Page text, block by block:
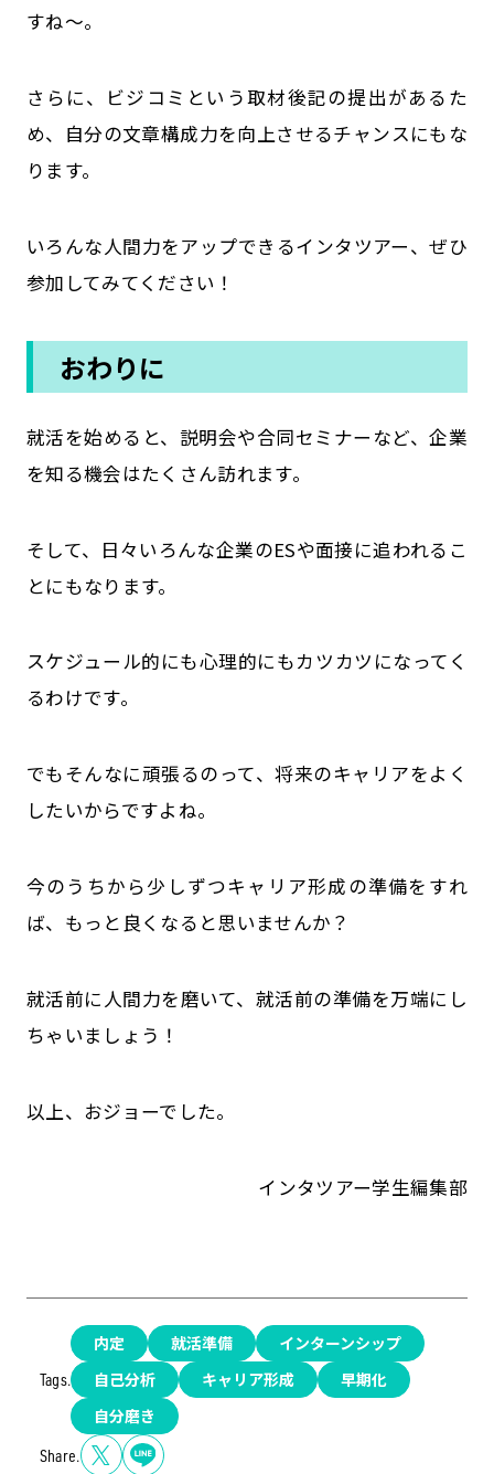
すね～。
さらに、ビジコミという取材後記の提出があるた
め、自分の文章構成力を向上させるチャンスにもな
ります。
いろんな人間力をアップできるインタツアー、ぜひ
参加してみてください！
おわりに
就活を始めると、説明会や合同セミナーなど、企業
を知る機会はたくさん訪れます。
そして、日々いろんな企業のESや面接に追われるこ
とにもなります。
スケジュール的にも心理的にもカツカツになってく
るわけです。
でもそんなに頑張るのって、将来のキャリアをよく
したいからですよね。
今のうちから少しずつキャリア形成の準備をすれ
ば、もっと良くなると思いませんか？
就活前に人間力を磨いて、就活前の準備を万端にし
ちゃいましょう！
以上、おジョーでした。
インタツアー学生編集部
Tags.
内定 就活準備
インターンシップ
自己分析
キャリア形成
早期化
自分磨き
Share.